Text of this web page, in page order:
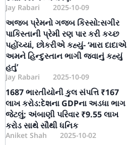
Jay Rabari 2025-10-09
અજબ પ્રેમનો ગજબ કિસ્સો:સગીર
પાકિસ્તાની પ્રેમી રણ પાર કરી કચ્છ
પહોંચ્યાં, છોકરીએ કહ્યું- ‘મારા દાદાએ
અમને હિન્દુસ્તાન ભાગી જવાનું કહ્યું
હતું’
Jay Rabari 2025-10-09
1687 ભારતીયોની કુલ સંપત્તિ ₹167
લાખ કરોડ:દેશના GDPના અડધા ભાગ
જેટલું; અંબાણી પરિવાર ₹9.55 લાખ
કરોડ સાથે સૌથી ધનિક
Aniket Shah 2025-10-02